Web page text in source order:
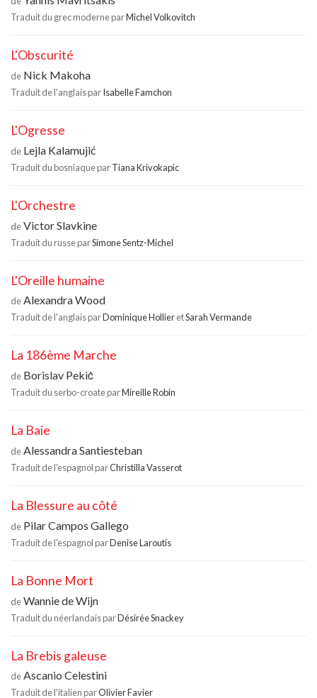
Traduit du grec moderne parMichel Volkovitch
L'Obscurité
de Nick Makoha
Traduit de l'anglais parIsabelle Famchon
L'Ogresse
de Lejla Kalamujić
Traduit du bosniaque parTiana Krivokapic
L'Orchestre
deVictor Slavkine
Traduit du russe parSimone Sentz-Michel
L'Oreille humaine
deAlexandra Wood
Traduit de l'anglais parDominique HollieretSarah Vermande
La 186ème Marche
de Borislav Pekiċ
Traduit du serbo-croate parMireille Robin
La Baie
deAlessandra Santiesteban
Traduit de l'espagnol parChristilla Vasserot
La Blessure au côté
de Pilar Campos Gallego
Traduit de l'espagnol parDenise Laroutis
La Bonne Mort
deWannie de Wijn
Traduit du néerlandais parDésirée Snackey
La Brebis galeuse
deAscanio Celestini
Traduit de l'italien parOlivier Favier